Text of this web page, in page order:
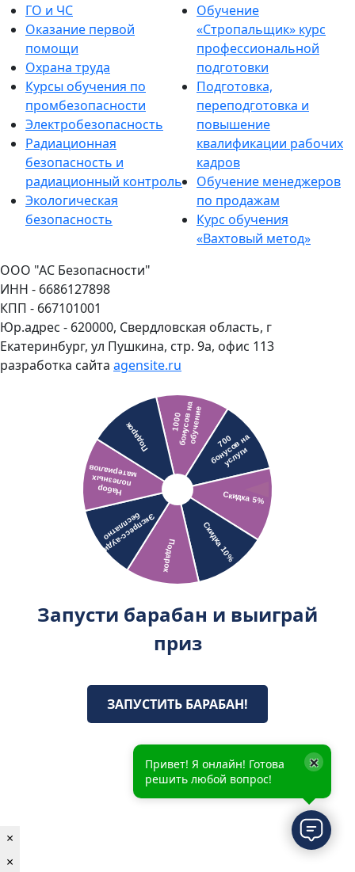
ГО и ЧС
Оказание первой
помощи
Охрана труда
Курсы обучения по
промбезопасности
Электробезопасность
Радиационная
безопасность и
радиационный контроль
Экологическая
безопасность
Обучение
«Стропальщик» курс
профессиональной
подготовки
Подготовка,
переподготовка и
повышение
квалификации рабочих
кадров
Обучение менеджеров
по продажам
Курс обучения
«Вахтовый метод»
ООО "АС Безопасности"
ИНН - 6686127898
КПП - 667101001
Юр.адрес - 620000, Свердловская область, г
Екатеринбург, ул Пушкина, стр. 9а, офис 113
разработка сайта agensite.ru
Запусти барабан и выиграй
приз
ЗАПУСТИТЬ БАРАБАН!
×
×
Привет! Я онлайн! Готова
решить любой вопрос!
×